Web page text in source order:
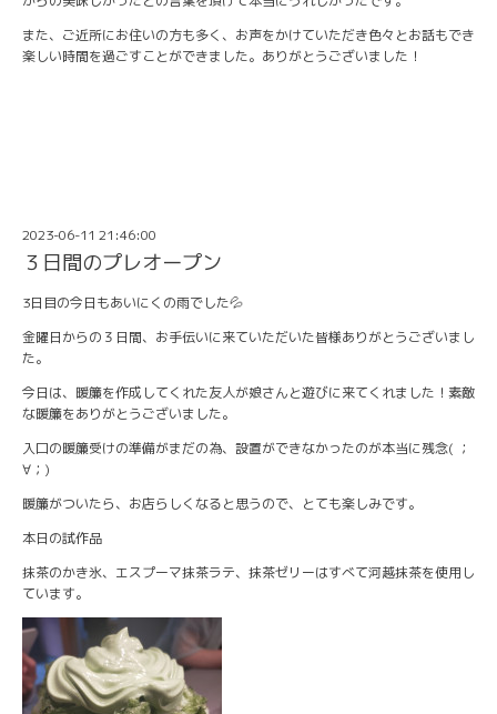
また、ご近所にお住いの方も多く、お声をかけていただき色々とお話もでき
楽しい時間を過ごすことができました。ありがとうございました！
2023-06-11 21:46:00
３日間のプレオープン
3日目の今日もあいにくの雨でした💦
金曜日からの３日間、お手伝いに来ていただいた皆様ありがとうございまし
た。
今日は、暖簾を作成してくれた友人が娘さんと遊びに来てくれました！素敵
な暖簾をありがとうございました。
入口の暖簾受けの準備がまだの為、設置ができなかったのが本当に残念( ；
∀；)
暖簾がついたら、お店らしくなると思うので、とても楽しみです。
本日の試作品
抹茶のかき氷、エスプーマ抹茶ラテ、抹茶ゼリーはすべて河越抹茶を使用し
ています。